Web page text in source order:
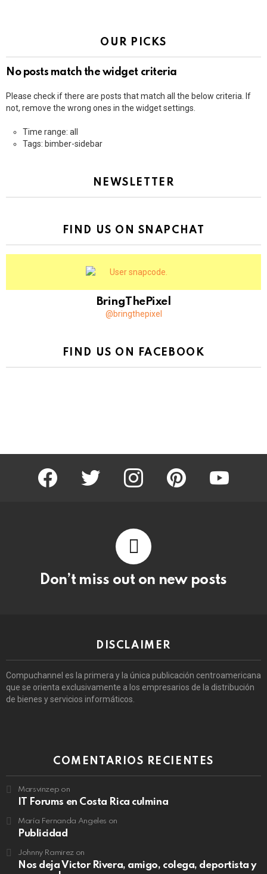
OUR PICKS
No posts match the widget criteria
Please check if there are posts that match all the below criteria. If
not, remove the wrong ones in the widget settings.
Time range: all
Tags: bimber-sidebar
NEWSLETTER
FIND US ON SNAPCHAT
BringThePixel
@bringthepixel
FIND US ON FACEBOOK
facebook twitter instagram pinterest youtube
Don’t miss out on new posts
DISCLAIMER
Compuchannel es la primera y la única publicación centroamericana
que se orienta exclusivamente a los empresarios de la distribución
de bienes y servicios informáticos.
COMENTARIOS RECIENTES
Marsvinzep on
IT Forums en Costa Rica culmina
María Fernanda Angeles on
Publicidad
Johnny Ramirezon
Nos deja Victor Rivera, amigo, colega, deportista y